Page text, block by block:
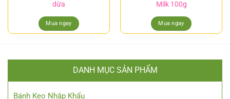
dừa
Mua ngay
Milk 100g
Mua ngay
DANH MỤC SẢN PHẨM
Bánh Kẹo Nhập Khẩu